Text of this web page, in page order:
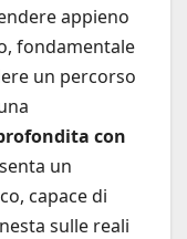
appieno
fondamentale
un percorso
con
un
capace di
sulle reali